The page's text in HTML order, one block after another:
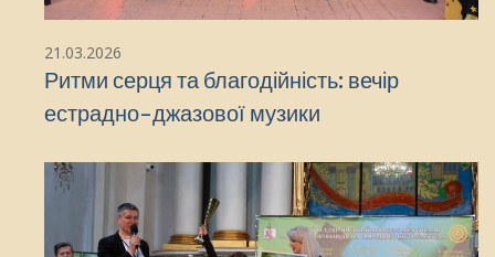
21.03.2026
Ритми серця та благодійність: вечір
естрадно-джазової музики